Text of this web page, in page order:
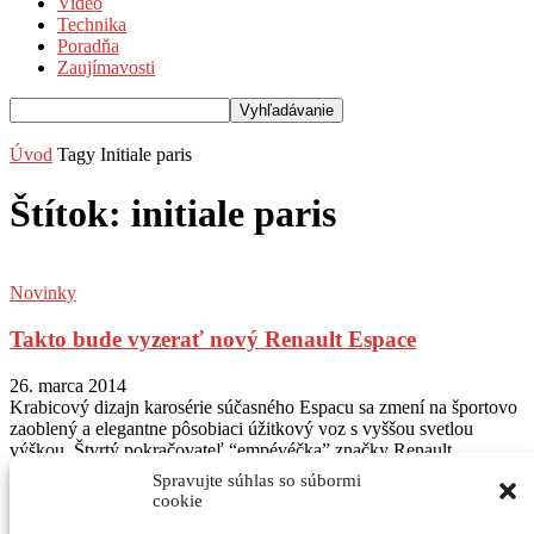
Spravujte súhlas so súbormi
cookie
Technika
Poradňa
Zaujímavosti
Úvod Tagy Initiale paris
Štítok: initiale paris
Novinky
Takto bude vyzerať nový Renault Espace
26. marca 2014
Krabicový dizajn karosérie súčasného Espacu sa zmení na športovo
zaoblený a elegantne pôsobiaci úžitkový voz s vyššou svetlou
výškou. Štvrtý pokračovateľ “empévéčka” značky Renault...
Sledujte nás na Instagram